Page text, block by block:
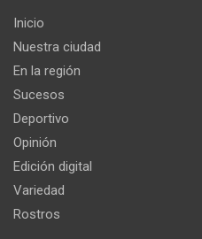
Inicio
Nuestra ciudad
En la región
Sucesos
Deportivo
Opinión
Edición digital
Variedad
Rostros